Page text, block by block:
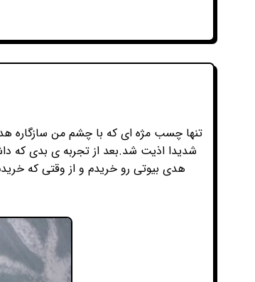
تنها چسب مژه ای که با چشم من سازگاره
شدیدا اذیت شد.بعد از تجربه ی بدی که
هدی بیوتی رو خریدم و از وقتی که